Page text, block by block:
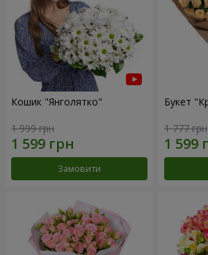
Кошик "Янголятко"
1 999 грн
Замовити
Букет
1 777 грн